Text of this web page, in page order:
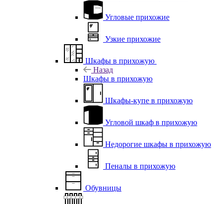
Угловые прихожие
Узкие прихожие
Шкафы в прихожую
Назад
Шкафы в прихожую
Шкафы-купе в прихожую
Угловой шкаф в прихожую
Недорогие шкафы в прихожую
Пеналы в прихожую
Обувницы